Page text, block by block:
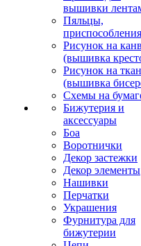
вышивки
Пяльцы,
приспособления
Рисунок на
(вышивка
Рисунок на
(вышивка
Схемы на
Бижутерия и
аксессуары
Боа
Воротнички
Декор застежки
Декор элементы
Нашивки
Перчатки
Украшения
Фурнитура для
бижутерии